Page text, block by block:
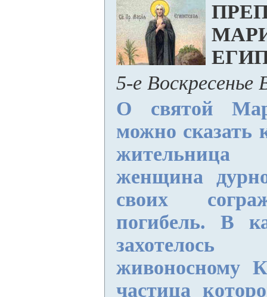
5-е Воскресенье
О святой
можно сказать
жительница
женщина
своих
погибель. В
захотелось
живоносному
частица